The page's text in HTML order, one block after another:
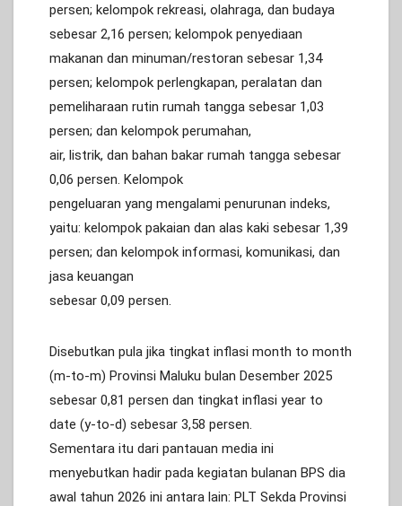
persen; kelompok rekreasi, olahraga, dan budaya
sebesar 2,16 persen; kelompok penyediaan
makanan dan minuman/restoran sebesar 1,34
persen; kelompok perlengkapan, peralatan dan
pemeliharaan rutin rumah tangga sebesar 1,03
persen; dan kelompok perumahan,
air, listrik, dan bahan bakar rumah tangga sebesar
0,06 persen. Kelompok
pengeluaran yang mengalami penurunan indeks,
yaitu: kelompok pakaian dan alas kaki sebesar 1,39
persen; dan kelompok informasi, komunikasi, dan
jasa keuangan
sebesar 0,09 persen.
Disebutkan pula jika tingkat inflasi month to month
(m-to-m) Provinsi Maluku bulan Desember 2025
sebesar 0,81 persen dan tingkat inflasi year to
date (y-to-d) sebesar 3,58 persen.
Sementara itu dari pantauan media ini
menyebutkan hadir pada kegiatan bulanan BPS dia
awal tahun 2026 ini antara lain: PLT Sekda Provinsi